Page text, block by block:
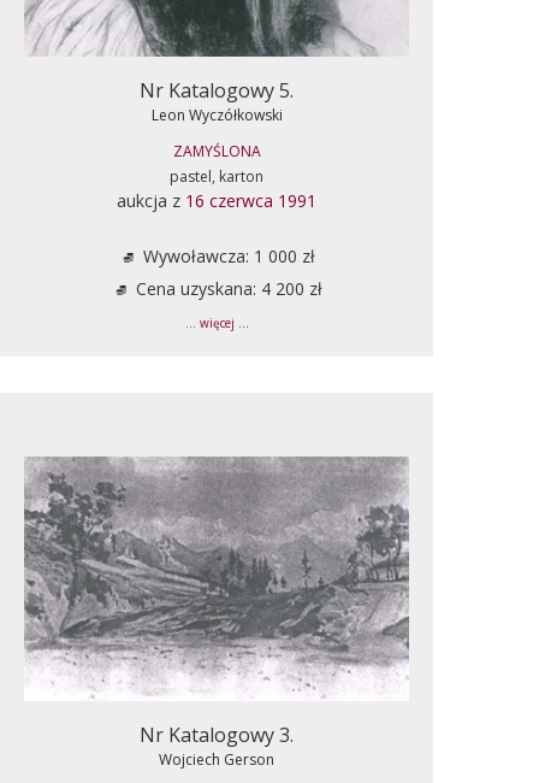
Nr Katalogowy 5.
Leon Wyczółkowski
ZAMYŚLONA
pastel, karton
aukcja z 16 czerwca 1991
Wywoławcza: 1 000 zł
Cena uzyskana: 4 200 zł
... więcej ...
Nr Katalogowy 3.
Wojciech Gerson